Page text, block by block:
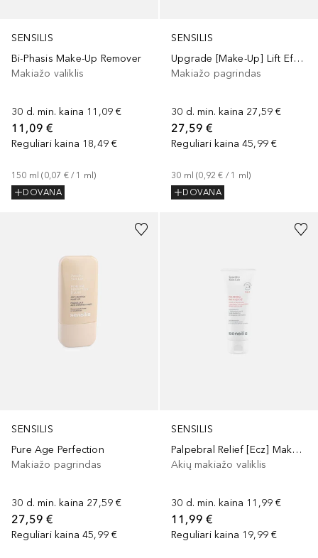
SENSILIS
Bi-Phasis Make-Up Remover
Makiažo valiklis
30 d. min. kaina 11,09 €
11,09 €
Reguliari kaina 18,49 €
150 ml (0,07 € / 1 ml)
DOVANA
SENSILIS
Upgrade [Make-Up] Lift Effect Cream
Makiažo pagrindas
30 d. min. kaina 27,59 €
27,59 €
Reguliari kaina 45,99 €
30 ml (0,92 € / 1 ml)
DOVANA
SENSILIS
Pure Age Perfection
Makiažo pagrindas
30 d. min. kaina 27,59 €
27,59 €
Reguliari kaina 45,99 €
SENSILIS
Palpebral Relief [Ecz] Make Up Remover&Treatment For Irritated Sensitive Eyelids
Akių makiažo valiklis
30 d. min. kaina 11,99 €
11,99 €
Reguliari kaina 19,99 €